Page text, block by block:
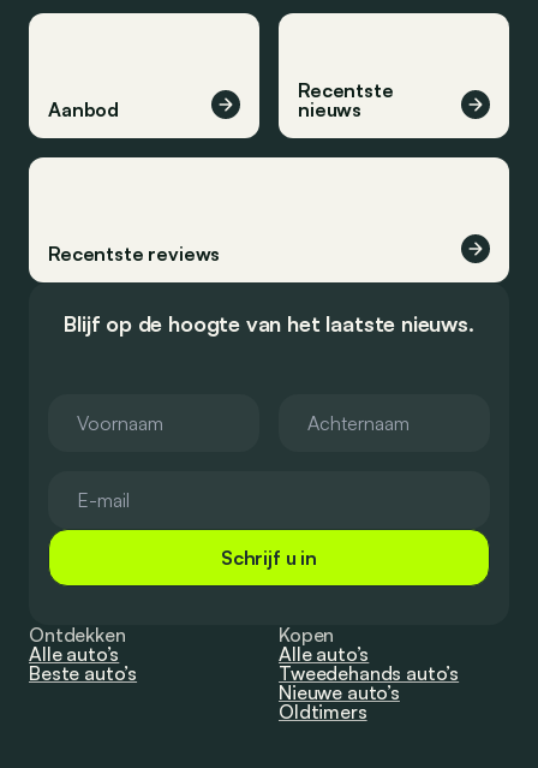
Aanbod
Recentste
nieuws
Recentste reviews
Blijf op de hoogte van het laatste nieuws.
Schrijf u in
Ontdekken
Alle auto’s
Beste auto’s
Kopen
Alle auto’s
Tweedehands auto’s
Nieuwe auto’s
Oldtimers